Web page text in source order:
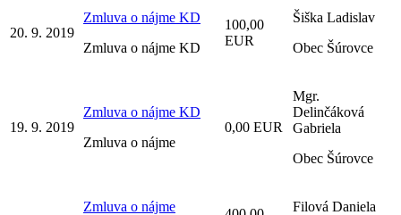
20. 9. 2019
Zmluva o nájme KD
Zmluva o nájme KD
100,00
EUR
Šiška Ladislav
Obec Šúrovce
19. 9. 2019
Zmluva o nájme KD
Zmluva o nájme
0,00 EUR
Mgr.
Delinčáková
Gabriela
Obec Šúrovce
Zmluva o nájme
Filová Daniela